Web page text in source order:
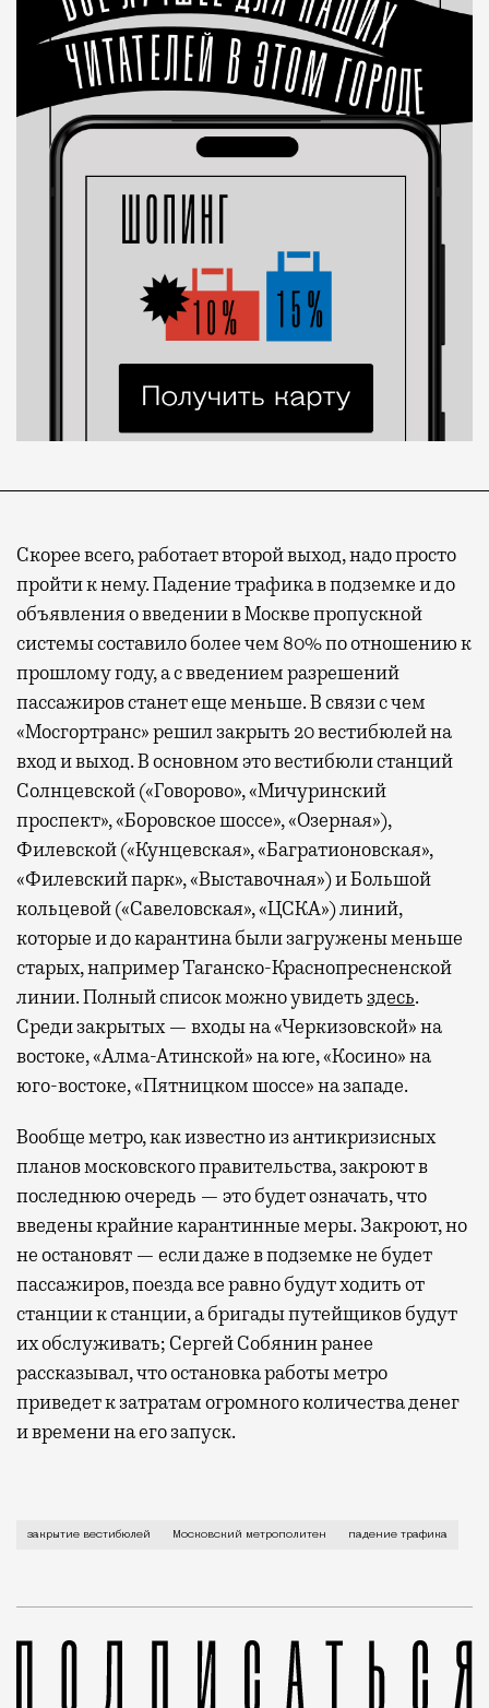
Скорее всего, работает второй выход, надо просто
пройти к нему. Падение трафика в подземке и до
объявления о введении в Москве пропускной
системы составило более чем 80% по отношению к
прошлому году, а с введением разрешений
пассажиров станет еще меньше. В связи с чем
«Мосгортранс» решил закрыть 20 вестибюлей на
вход и выход. В основном это вестибюли станций
Солнцевской («Говорово», «Мичуринский
проспект», «Боровское шоссе», «Озерная»),
Филевской («Кунцевская», «Багратионовская»,
«Филевский парк», «Выставочная») и Большой
кольцевой («Савеловская», «ЦСКА») линий,
которые и до карантина были загружены меньше
старых, например Таганско-Краснопресненской
линии. Полный список можно увидеть здесь.
Среди закрытых — входы на «Черкизовской» на
востоке, «Алма-Атинской» на юге, «Косино» на
юго-востоке, «Пятницком шоссе» на западе.
Вообще метро, как известно из антикризисных
планов московского правительства, закроют в
последнюю очередь — это будет означать, что
введены крайние карантинные меры. Закроют, но
не остановят — если даже в подземке не будет
пассажиров, поезда все равно будут ходить от
станции к станции, а бригады путейщиков будут
их обслуживать; Сергей Собянин ранее
рассказывал, что остановка работы метро
приведет к затратам огромного количества денег
и времени на его запуск.
Если вы пришли к своей станции метро, а она
закрытие вестибюлей Московский метрополитен падение трафика